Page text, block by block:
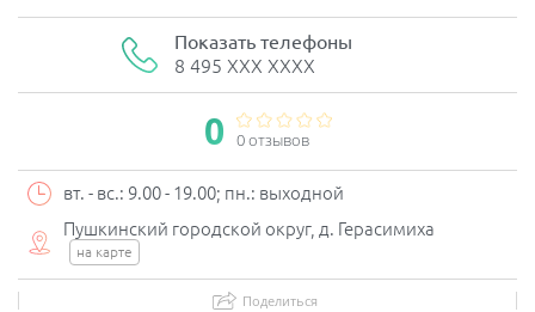
Показать телефоны
8 495 XXX XXXX
0 0 отзывов
вт. - вс.: 9.00 - 19.00; пн.: выходной
Пушкинский городской округ, д. Герасимиха
на карте
Поделиться